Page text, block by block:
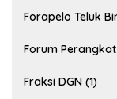
Forapelo Teluk
Forum
Fraksi DGN (1)